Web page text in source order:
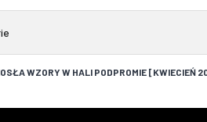
WZORY W HALI PODPROMIE [KWIECIEŃ